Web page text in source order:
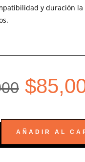
y duración la
El
precio
$
AÑADIR AL